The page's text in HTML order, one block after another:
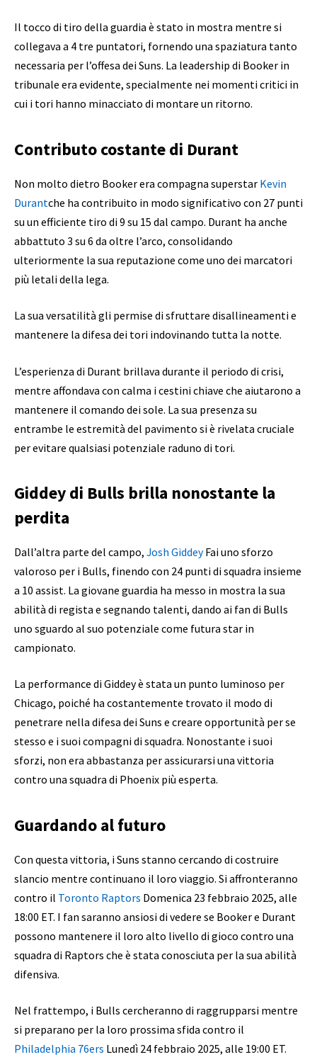
Il tocco di tiro della guardia è stato in mostra mentre si
collegava a 4 tre puntatori, fornendo una spaziatura tanto
necessaria per l’offesa dei Suns. La leadership di Booker in
tribunale era evidente, specialmente nei momenti critici in
cui i tori hanno minacciato di montare un ritorno.
Contributo costante di Durant
Non molto dietro Booker era compagna superstar Kevin
Durantche ha contribuito in modo significativo con 27 punti
su un efficiente tiro di 9 su 15 dal campo. Durant ha anche
abbattuto 3 su 6 da oltre l’arco, consolidando
ulteriormente la sua reputazione come uno dei marcatori
più letali della lega.
La sua versatilità gli permise di sfruttare disallineamenti e
mantenere la difesa dei tori indovinando tutta la notte.
L’esperienza di Durant brillava durante il periodo di crisi,
mentre affondava con calma i cestini chiave che aiutarono a
mantenere il comando dei sole. La sua presenza su
entrambe le estremità del pavimento si è rivelata cruciale
per evitare qualsiasi potenziale raduno di tori.
Giddey di Bulls brilla nonostante la
perdita
Dall’altra parte del campo, Josh Giddey Fai uno sforzo
valoroso per i Bulls, finendo con 24 punti di squadra insieme
a 10 assist. La giovane guardia ha messo in mostra la sua
abilità di regista e segnando talenti, dando ai fan di Bulls
uno sguardo al suo potenziale come futura star in
campionato.
La performance di Giddey è stata un punto luminoso per
Chicago, poiché ha costantemente trovato il modo di
penetrare nella difesa dei Suns e creare opportunità per se
stesso e i suoi compagni di squadra. Nonostante i suoi
sforzi, non era abbastanza per assicurarsi una vittoria
contro una squadra di Phoenix più esperta.
Guardando al futuro
Con questa vittoria, i Suns stanno cercando di costruire
slancio mentre continuano il loro viaggio. Si affronteranno
contro il Toronto Raptors Domenica 23 febbraio 2025, alle
18:00 ET. I fan saranno ansiosi di vedere se Booker e Durant
possono mantenere il loro alto livello di gioco contro una
squadra di Raptors che è stata conosciuta per la sua abilità
difensiva.
Nel frattempo, i Bulls cercheranno di raggrupparsi mentre
si preparano per la loro prossima sfida contro il
Philadelphia 76ers Lunedì 24 febbraio 2025, alle 19:00 ET.